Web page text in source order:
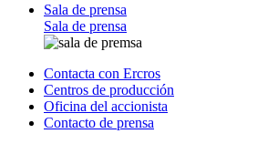
Sala de prensa
Sala de prensa
Contacta con Ercros
Centros de producción
Oficina del accionista
Contacto de prensa